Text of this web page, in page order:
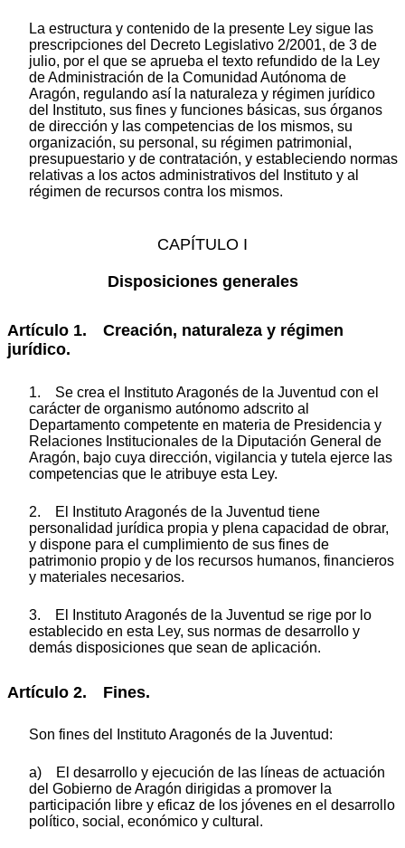
La estructura y contenido de la presente Ley sigue las
prescripciones del Decreto Legislativo 2/2001, de 3 de
julio, por el que se aprueba el texto refundido de la Ley
de Administración de la Comunidad Autónoma de
Aragón, regulando así la naturaleza y régimen jurídico
del Instituto, sus fines y funciones básicas, sus órganos
de dirección y las competencias de los mismos, su
organización, su personal, su régimen patrimonial,
presupuestario y de contratación, y estableciendo normas
relativas a los actos administrativos del Instituto y al
régimen de recursos contra los mismos.
CAPÍTULO I
Disposiciones generales
Artículo 1. Creación, naturaleza y régimen
jurídico.
1. Se crea el Instituto Aragonés de la Juventud con el
carácter de organismo autónomo adscrito al
Departamento competente en materia de Presidencia y
Relaciones Institucionales de la Diputación General de
Aragón, bajo cuya dirección, vigilancia y tutela ejerce las
competencias que le atribuye esta Ley.
2. El Instituto Aragonés de la Juventud tiene
personalidad jurídica propia y plena capacidad de obrar,
y dispone para el cumplimiento de sus fines de
patrimonio propio y de los recursos humanos, financieros
y materiales necesarios.
3. El Instituto Aragonés de la Juventud se rige por lo
establecido en esta Ley, sus normas de desarrollo y
demás disposiciones que sean de aplicación.
Artículo 2. Fines.
Son fines del Instituto Aragonés de la Juventud:
a) El desarrollo y ejecución de las líneas de actuación
del Gobierno de Aragón dirigidas a promover la
participación libre y eficaz de los jóvenes en el desarrollo
político, social, económico y cultural.